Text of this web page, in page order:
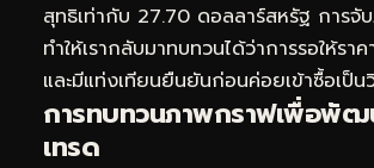
สุทธิเท่ากับ 27.70 ดอลลาร์สหรัฐ การจั
ทำให้เรากลับมาทบทวนได้ว่าการรอให้รา
และมีแท่งเทียนยืนยันก่อนค่อยเข้าซื้อเป็น
การทบทวนภาพกราฟเพื่อพัฒ
เทรด